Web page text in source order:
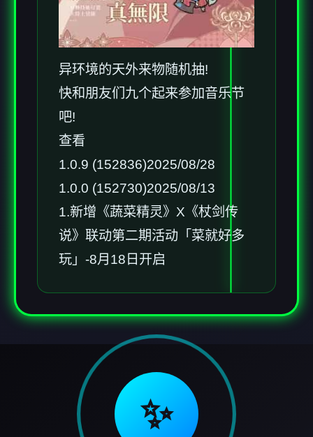
异环境的天外来物随机抽!
快和朋友们九个起来参加音乐节
吧!
查看
1.0.9 (152836)2025/08/28
1.0.0 (152730)2025/08/13
1.新增《蔬菜精灵》X《杖剑传
说》联动第二期活动「菜就好多
玩」-8月18日开启
✨